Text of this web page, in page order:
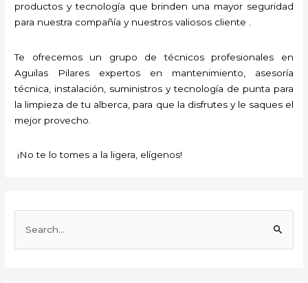
productos y tecnología que brinden una mayor seguridad
para nuestra compañía y nuestros valiosos cliente .
Te ofrecemos un grupo de técnicos profesionales en
Aguilas Pilares expertos en mantenimiento, asesoría
técnica, instalación, suministros y tecnología de punta para
la limpieza de tu alberca, para que la disfrutes y le saques el
mejor provecho.
¡No te lo tomes a la ligera, elígenos!